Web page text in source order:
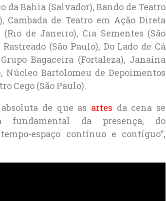
Bahia (Salvador), Bando de Teatro
Cambada de Teatro em Ação Direta
de Janeiro), Cia Sementes (São
(São Paulo), Do Lado de Cá
Bagaceira (Fortaleza), Janaína
Núcleo Bartolomeu de Depoimentos
Cego (São Paulo).
de que as artes da cena se
fundamental da presença, do
espaço contínuo e contíguo”,